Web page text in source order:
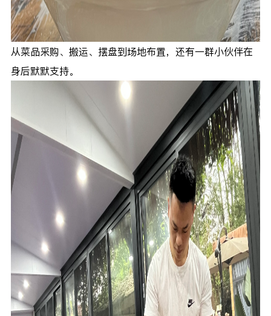
从菜品采购、搬运、摆盘到场地布置，还有一群小伙伴在
身后默默支持。